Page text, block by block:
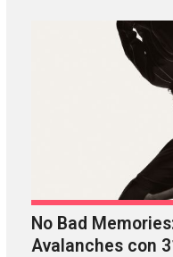
No Bad
Avalanches con